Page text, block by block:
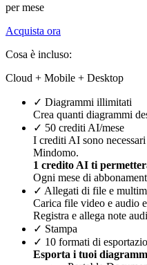
per mese
Acquista ora
Cosa è incluso:
Cloud + Mobile + Desktop
✓ Diagrammi illimitati
Crea quanti diagrammi
✓ 50 crediti AI/mese
I crediti AI sono
Mindomo.
1 credito AI ti
Ogni mese di
✓ Allegati di file e
Carica file video e audio
Registra e allega note
✓ Stampa
✓ 10 formati di
Esporta i tuoi